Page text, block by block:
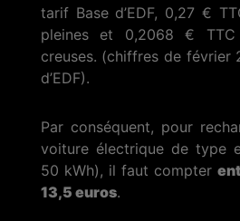
tarif Base d’EDF, 0,27 €
pleines et 0,2068 €
creuses. (chiffres de février
d’EDF).
Par conséquent, pour
voiture électrique de type
50 kWh), il faut compter
13,5 euros.